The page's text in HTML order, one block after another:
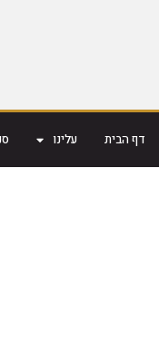
דף הבית עלינו